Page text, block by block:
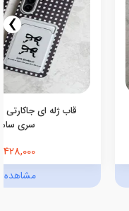
قاب ژله ای جاکارتی
سری
428,000 تومان
مشاهده
›